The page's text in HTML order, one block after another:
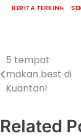
BERITA TERKINI
5 tempat
makan best di
Kuantan!
Related